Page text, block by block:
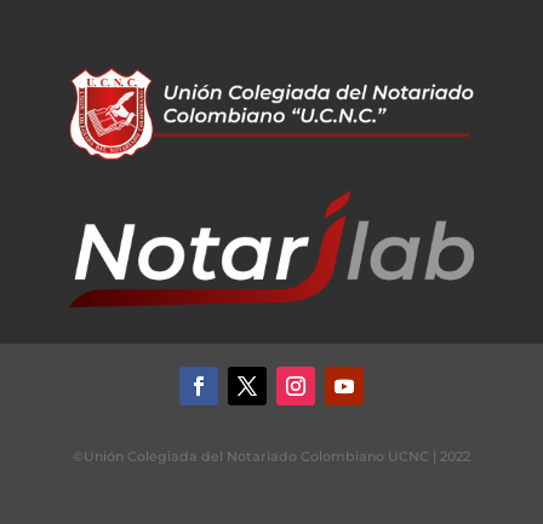
©Unión Colegiada del Notariado Colombiano UCNC | 2022